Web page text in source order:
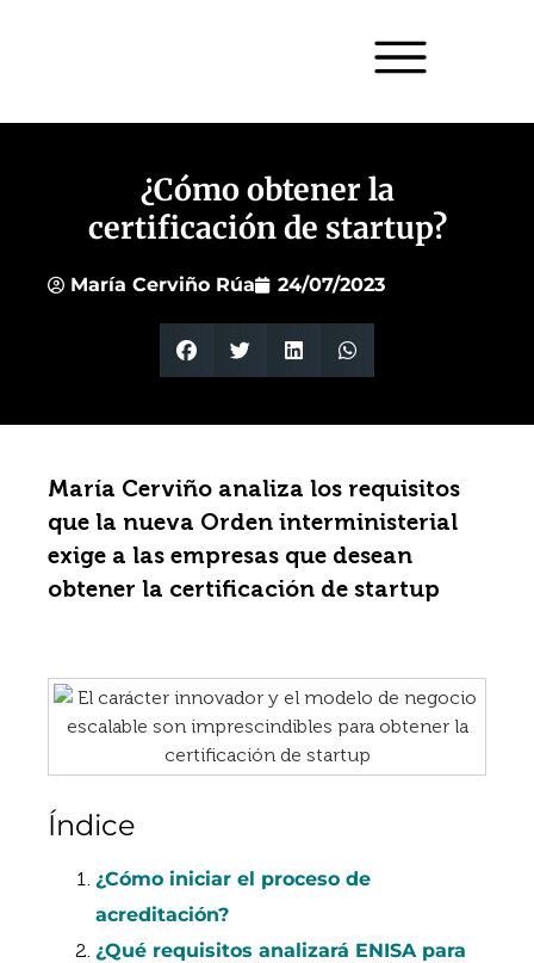
¿Cómo obtener la
certificación de startup?
María Cerviño Rúa 24/07/2023
María Cerviño analiza los requisitos
que la nueva Orden interministerial
exige a las empresas que desean
obtener la certificación de startup
Índice
¿Cómo iniciar el proceso de
acreditación?
¿Qué requisitos analizará ENISA para